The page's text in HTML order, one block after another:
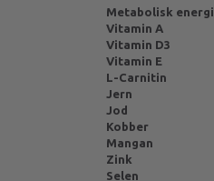
Metabolisk energi
Vitamin A
Vitamin D3
Vitamin E
L-Carnitin
Jern
Jod
Kobber
Mangan
Zink
Selen